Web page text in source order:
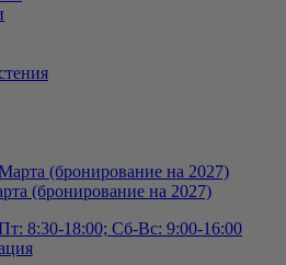
(бронирование на 2027)
8:30-18:00; Сб-Вс: 9:00-16:00